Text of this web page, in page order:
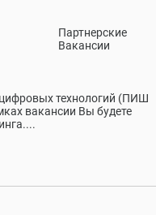
Партнерские
Вакансии
технологий (ПИШ
вакансии Вы будете